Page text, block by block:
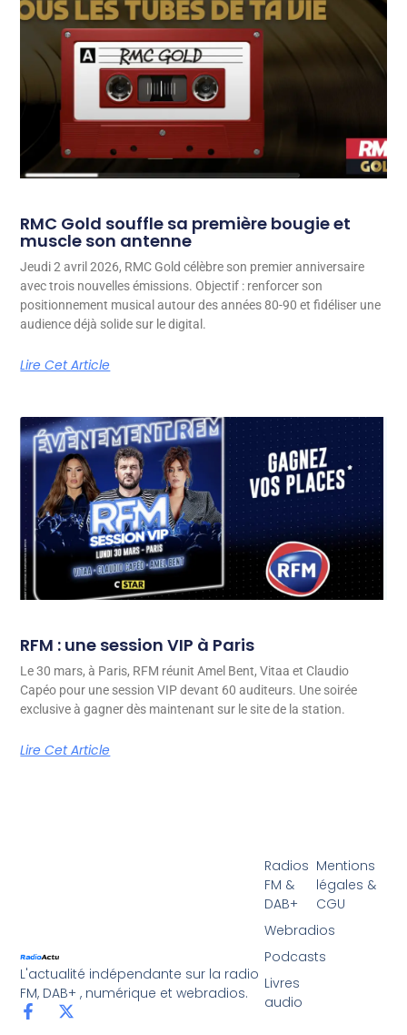
RMC Gold souffle sa première bougie et
muscle son antenne
Jeudi 2 avril 2026, RMC Gold célèbre son premier anniversaire
avec trois nouvelles émissions. Objectif : renforcer son
positionnement musical autour des années 80-90 et fidéliser une
audience déjà solide sur le digital.
Lire Cet Article
RFM : une session VIP à Paris
Le 30 mars, à Paris, RFM réunit Amel Bent, Vitaa et Claudio
Capéo pour une session VIP devant 60 auditeurs. Une soirée
exclusive à gagner dès maintenant sur le site de la station.
Lire Cet Article
L'actualité indépendante sur la radio
FM, DAB+ , numérique et webradios.
Radios
FM &
DAB+
Webradios
Podcasts
Livres
audio
Mentions
légales &
CGU